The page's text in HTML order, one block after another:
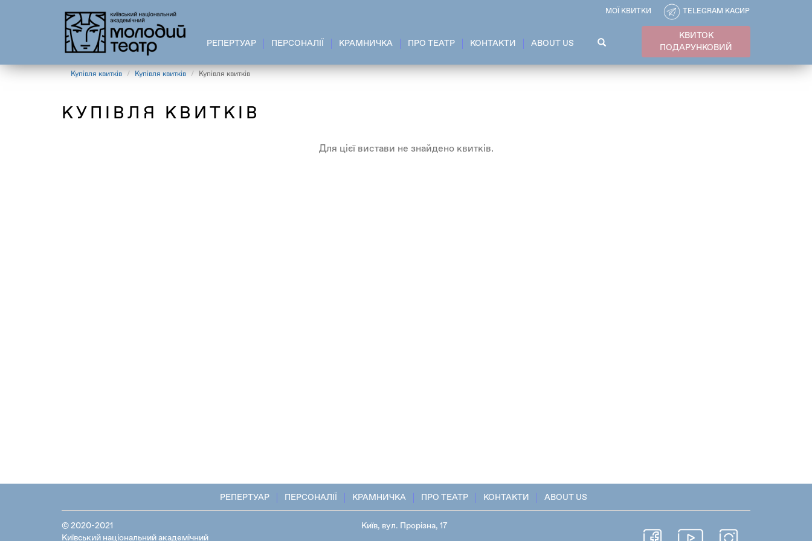
РЕПЕРТУАР ПЕРСОНАЛІЇ КРАМНИЧКА ПРО ТЕАТР КОНТАКТИ ABOUT US
ПОШУКОВА
ФОРМА
КВИТОК
ПОДАРУНКОВИЙ
МОЇ КВИТКИ TELEGRAM КАСИР
Купівля квитків Купівля квитків Купівля квитків
КУПІВЛЯ КВИТКІВ
Для цієї вистави не знайдено квитків.
РЕПЕРТУАР ПЕРСОНАЛІЇ КРАМНИЧКА ПРО ТЕАТР КОНТАКТИ ABOUT US
© 2020-2021
Київський національний академічний
Київ, вул. Прорізна, 17